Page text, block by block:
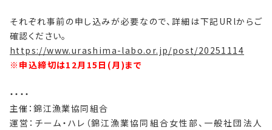
それぞれ事前の申し込みが必要なので、詳細は下記URlからご
確認ください。
https://www.urashima-labo.or.jp/post/20251114
※申込締切は12月15日(月)まで
・・・・
主催：錦江漁業協同組合
運営：チーム・ハレ（錦江漁業協同組合女性部、一般社団法人